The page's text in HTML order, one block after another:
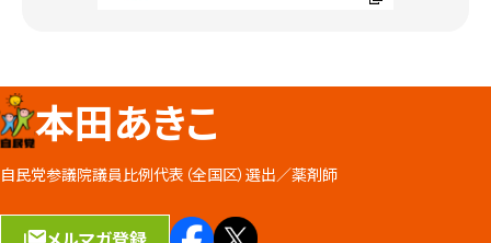
本田あきこ
自民党参議院議員比例代表（全国区）選出／薬剤師